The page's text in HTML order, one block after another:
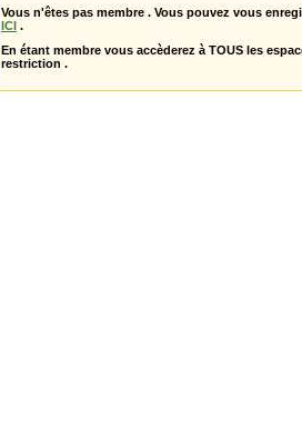
Vous n'êtes pas membre . Vous pouvez vous
ICI .
En étant membre vous accèderez à TOUS les
restriction .